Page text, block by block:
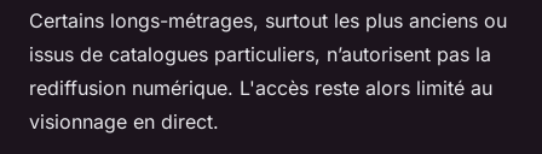
Certains longs-métrages, surtout les plus anciens ou
issus de catalogues particuliers, n’autorisent pas la
rediffusion numérique. L'accès reste alors limité au
visionnage en direct.